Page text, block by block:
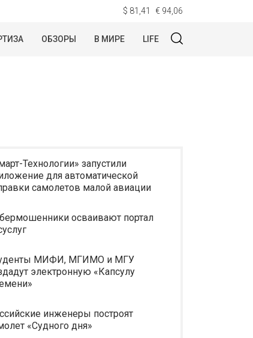
$ 81,41 € 94,06
ОБЗОРЫ В МИРЕ LIFE
Технологии» запустили
для автоматической
самолетов малой авиации
осваивают портал
МИФИ, МГИМО и МГУ
электронную «Капсулу
инженеры построят
«Судного дня»